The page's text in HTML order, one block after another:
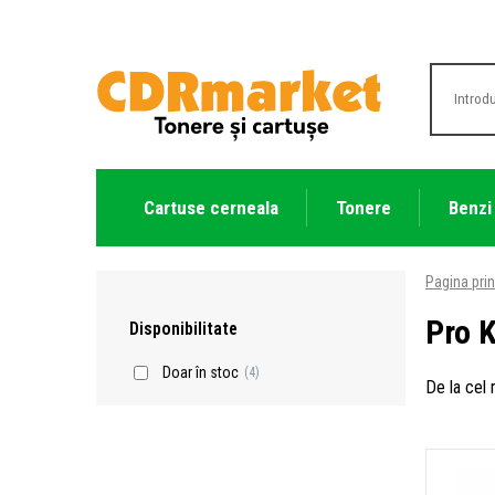
Cartuse cerneala Tonere
Disponibilitate
Doar în stoc (4)
Pagina
Pro
De la cel